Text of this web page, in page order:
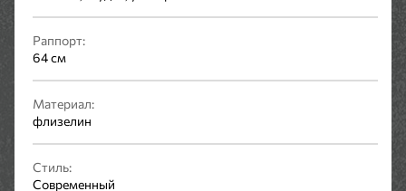
Раппорт:
64 см
Материал:
флизелин
Стиль:
Современный